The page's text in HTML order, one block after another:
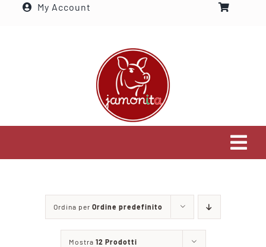
Salta
My Account
Settori che serviamo
Ordina per Ordine predefinito
Mostra 12 Prodotti